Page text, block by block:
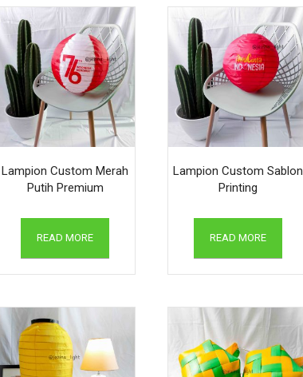
Lampion Custom Merah
Putih Premium
READ MORE
Lampion Custom Sablon
Printing
READ MORE